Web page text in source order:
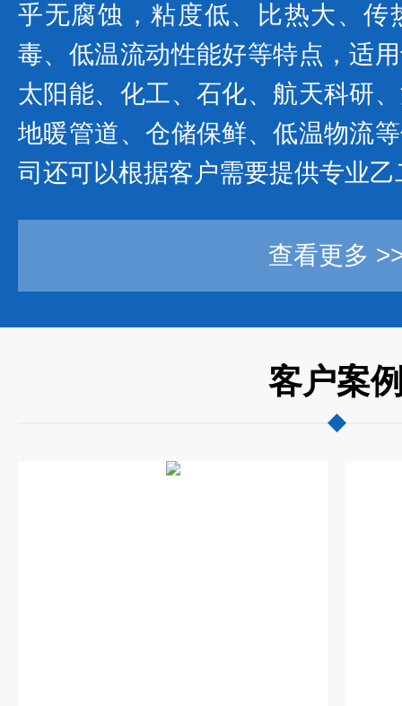
乎无腐蚀，粘度低、比热大、传
毒、低温流动性能好等特点，适
太阳能、化工、石化、航天科研
地暖管道、仓储保鲜、低温物流
司还可以根据客户需要提供专业
查看更多
客户案